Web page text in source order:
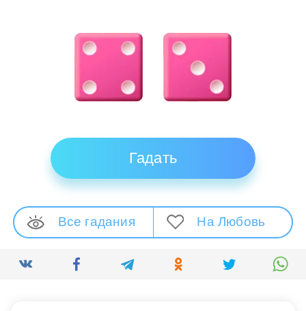
Гадать
Все гадания На Любовь